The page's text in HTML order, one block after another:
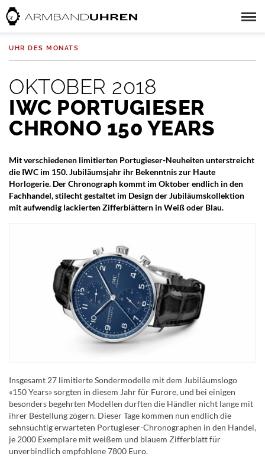
UHR DES MONATS
OKTOBER 2018
IWC PORTUGIESER
CHRONO 150 YEARS
Mit verschiedenen limitierten Portugieser-Neuheiten unterstreicht
die IWC im 150. Jubiläumsjahr ihr Bekenntnis zur Haute
Horlogerie. Der Chronograph kommt im Oktober endlich in den
Fachhandel, stilecht gestaltet im Design der Jubiläumskollektion
mit aufwendig lackierten Zifferblättern in Weiß oder Blau.
Insgesamt 27 limitierte Sondermodelle mit dem Jubiläumslogo
«150 Years» sorgten in diesem Jahr für Furore, und bei einigen
besonders begehrten Modellen durften die Händler nicht lange mit
ihrer Bestellung zögern. Dieser Tage kommen nun endlich die
sehnsüchtig erwarteten Portugieser-Chronographen in den Handel,
je 2000 Exemplare mit weißem und blauem Zifferblatt für
unverbindlich empfohlene 7800 Euro.